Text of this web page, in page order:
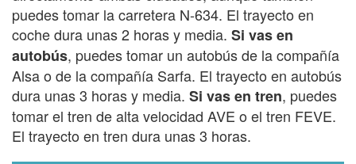
puedes tomar la carretera N-634. El trayecto en
coche dura unas 2 horas y media. Si vas en
autobús, puedes tomar un autobús de la compañía
Alsa o de la compañía Sarfa. El trayecto en autobús
dura unas 3 horas y media. Si vas en tren, puedes
tomar el tren de alta velocidad AVE o el tren FEVE.
El trayecto en tren dura unas 3 horas.